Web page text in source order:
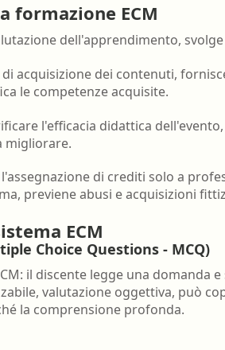
assistente di oftalmologia
formazione ECM
dell'apprendimento,
acquisizione dei contenuti,
le competenze acquisite.
l'efficacia didattica
migliorare.
di crediti solo a
previene abusi e acquisizioni
ECM
Choice Questions - MCQ)
il discente legge una domanda
valutazione oggettiva, può
la comprensione profonda.